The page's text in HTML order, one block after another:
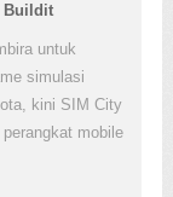
Buildit
untuk
simulasi
kini SIM City
mobile